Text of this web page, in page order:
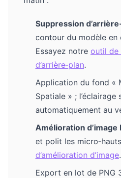
Suppression
contour du modèle en
Essayez notre outil de
d’arrière‑plan.
Application du fond «
Spatiale » ; l’éclairage
automatiquement au
Amélioration d’image
et polit les
d’amélioration d’image.
Export en lot de PNG